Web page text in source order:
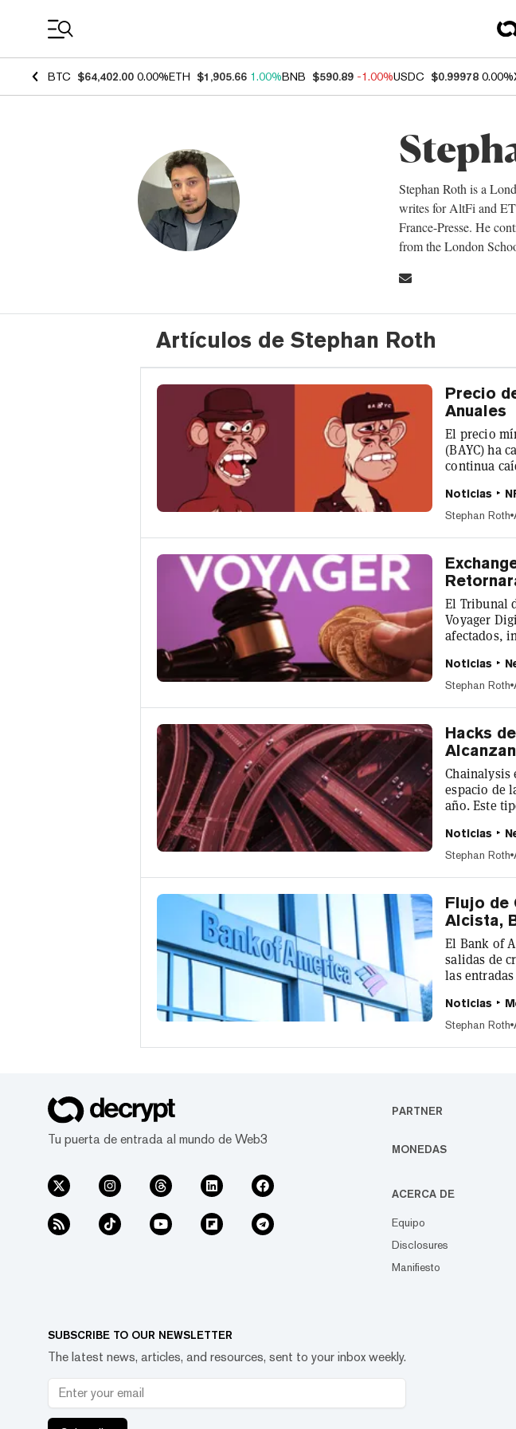
BTC $64,402.00 0.00%ETH $1,905.66 1.00%BNB $590.89 -1.00%USDC $0.99978 0.00%
Stephan Roth is a
writes for AltFi and
France-Presse. He
from the London
Artículos de Stephan Roth
Precio
Anuales
El precio
(BAYC) ha
continua
Club ha
CoinGecko,
Noticias
Stephan Roth
El Tribunal
Voyager
afectados,
encuentran
(MCB). La
Noticias
Stephan Roth
Hacks
Chainalysis
espacio de
año. Este
informe
2.000
Noticias
Stephan Roth
Flujo de
Alcista,
El Bank of
salidas de
las
banco llegó
ahora en
Noticias
Stephan Roth
Tu puerta de entrada al mundo de Web3
PARTNER
MONEDAS
ACERCA DE
Equipo
Disclosures
Manifiesto
SUBSCRIBE TO OUR NEWSLETTER
The latest news, articles, and resources, sent to your inbox weekly.